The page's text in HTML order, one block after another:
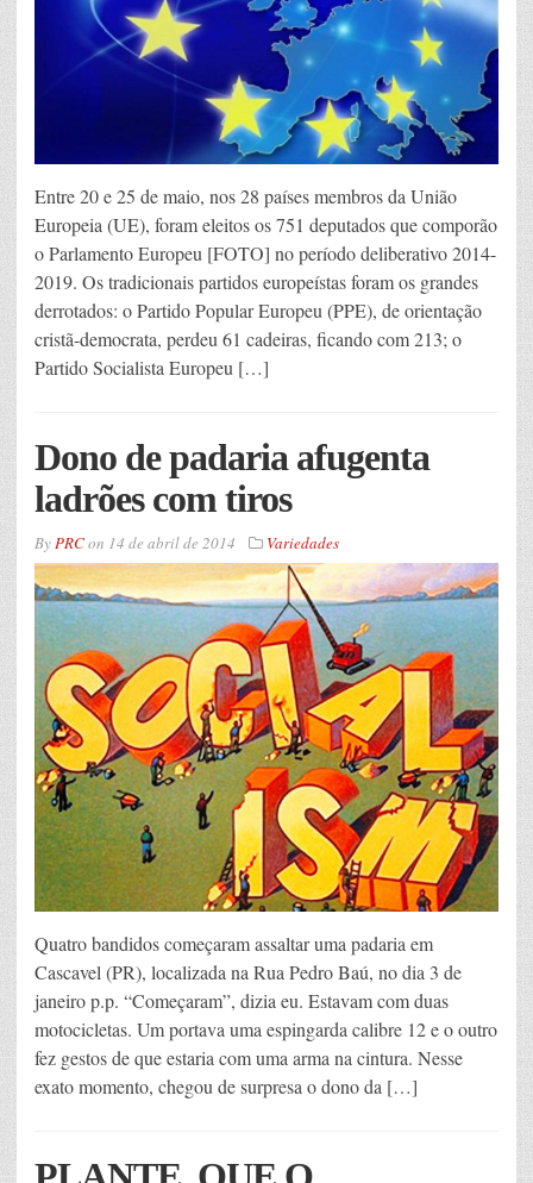
Entre 20 e 25 de maio, nos 28 países membros da União
Europeia (UE), foram eleitos os 751 deputados que comporão
o Parlamento Europeu [FOTO] no período deliberativo 2014-
2019. Os tradicionais partidos europeístas foram os grandes
derrotados: o Partido Popular Europeu (PPE), de orientação
cristã-democrata, perdeu 61 cadeiras, ficando com 213; o
Partido Socialista Europeu […]
Dono de padaria afugenta
ladrões com tiros
ByPRCon 14 de abril de 2014 Variedades
Quatro bandidos começaram assaltar uma padaria em
Cascavel (PR), localizada na Rua Pedro Baú, no dia 3 de
janeiro p.p. “Começaram”, dizia eu. Estavam com duas
motocicletas. Um portava uma espingarda calibre 12 e o outro
fez gestos de que estaria com uma arma na cintura. Nesse
exato momento, chegou de surpresa o dono da […]